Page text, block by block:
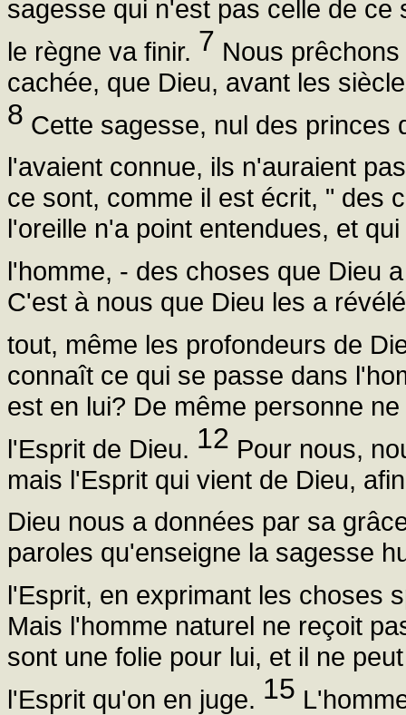
sagesse qui n'est pas celle de
le règne va finir. 7 Nous
cachée, que Dieu, avant les
8 Cette sagesse, nul des princes
l'avaient connue, ils n'auraient
ce sont, comme il est écrit, " des
l'oreille n'a point entendues, et
l'homme, - des choses que Dieu
C'est à nous que Dieu les a
tout, même les profondeurs de
connaît ce qui se passe dans
est en lui? De même personne
l'Esprit de Dieu. 12 Pour nous,
mais l'Esprit qui vient de Dieu,
Dieu nous a données par sa
paroles qu'enseigne la sagesse
l'Esprit, en exprimant les choses
Mais l'homme naturel ne reçoit
sont une folie pour lui, et il ne
l'Esprit qu'on en juge. 15